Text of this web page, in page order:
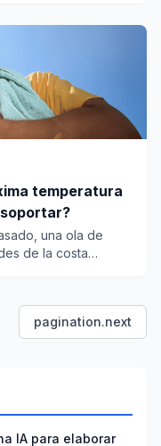
temperatura
una ola de
de la costa
pagination.next
IA para elaborar